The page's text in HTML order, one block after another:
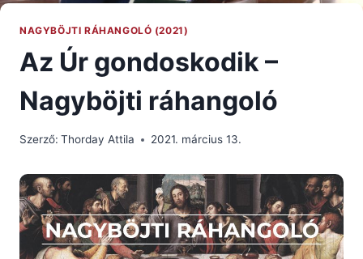
NAGYBÖJTI RÁHANGOLÓ (2021)
Az Úr gondoskodik –
Nagyböjti ráhangoló
Szerző: Thorday Attila 2021. március 13.